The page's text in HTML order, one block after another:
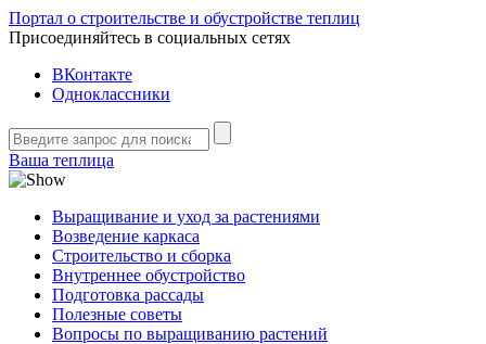
Портал о строительстве и обустройстве теплиц
Присоединяйтесь в социальных сетях
ВКонтакте
Одноклассники
Ваша теплица
Выращивание и уход за растениями
Возведение каркаса
Строительство и сборка
Внутреннее обустройство
Подготовка рассады
Полезные советы
Вопросы по выращиванию растений